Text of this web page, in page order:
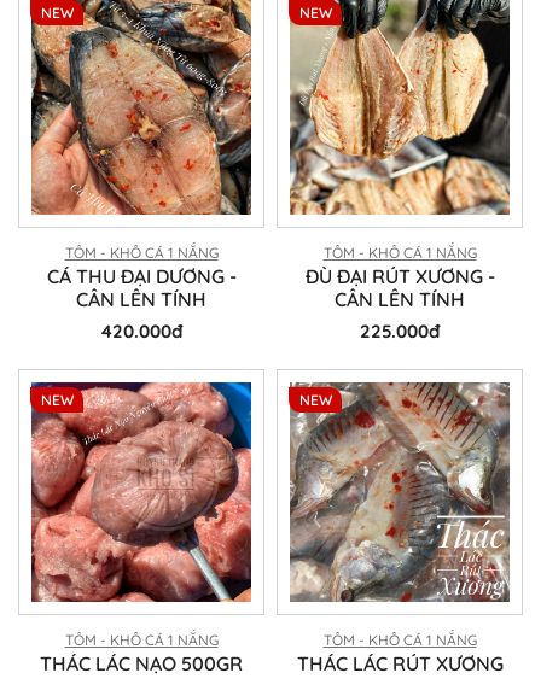
TÔM - KHÔ CÁ 1 NẮNG
CÁ THU ĐẠI DƯƠNG -
CÂN LÊN TÍNH
420.000đ
NEW
TÔM - KHÔ CÁ 1 NẮNG
ĐÙ ĐẠI RÚT XƯƠNG -
CÂN LÊN TÍNH
225.000đ
NEW
TÔM - KHÔ CÁ 1 NẮNG
THÁC LÁC NẠO 500GR
NEW
TÔM - KHÔ CÁ 1 NẮNG
THÁC LÁC RÚT XƯƠNG
NEW